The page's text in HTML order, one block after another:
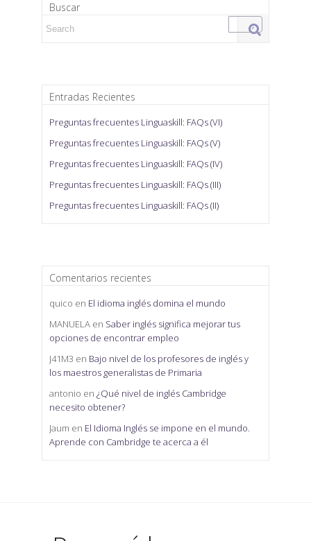
Buscar
Entradas Recientes
Preguntas frecuentes Linguaskill: FAQs (VI)
Preguntas frecuentes Linguaskill: FAQs (V)
Preguntas frecuentes Linguaskill: FAQs (IV)
Preguntas frecuentes Linguaskill: FAQs (III)
Preguntas frecuentes Linguaskill: FAQs (II)
Comentarios recientes
quico en El idioma inglés domina el mundo
MANUELA en Saber inglés significa mejorar tus
opciones de encontrar empleo
J41M3 en Bajo nivel de los profesores de inglés y
los maestros generalistas de Primaria
antonio en ¿Qué nivel de inglés Cambridge
necesito obtener?
Jaum en El Idioma Inglés se impone en el mundo.
Aprende con Cambridge te acerca a él